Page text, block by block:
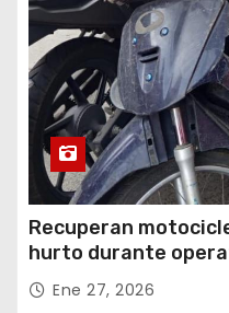
Recuperan
hurto durante
Rafael Uribe Uribe
Ene 27, 2026